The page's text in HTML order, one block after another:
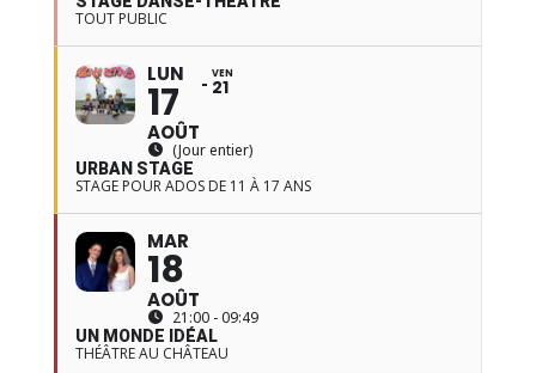
TOUT PUBLIC
LUN
17
AOÛT
VEN
21
(Jour entier)
URBAN STAGE
STAGE POUR ADOS DE 11 À 17 ANS
MAR
18
AOÛT
21:00 - 09:49
UN MONDE IDÉAL
THÉÂTRE AU CHÂTEAU